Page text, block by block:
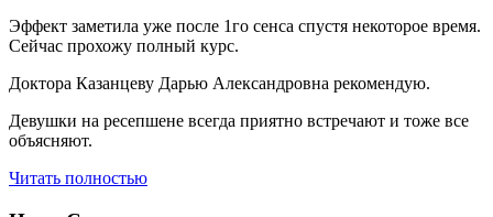
Эффект заметила уже после 1го сенса спустя некоторое время.
Сейчас прохожу полный курс.
Доктора Казанцеву Дарью Александровна рекомендую.
Девушки на ресепшене всегда приятно встречают и тоже все
объясняют.
Читать полностью